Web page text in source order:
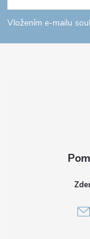
p
a
Vložením e-mailu